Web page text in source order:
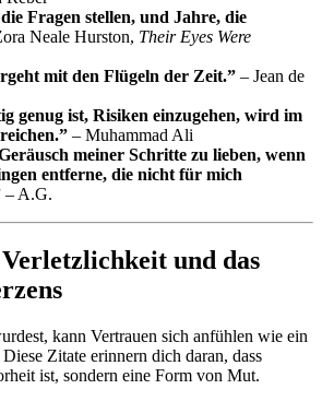
Fragen stellen, und Jahre, die
Neale Hurston, Their Eyes Were
mit den Flügeln der Zeit.” – Jean de
genug ist, Risiken einzugehen, wird im
– Muhammad Ali
meiner Schritte zu lieben, wenn
entferne, die nicht für mich
– A.G.
und das
kann Vertrauen sich anfühlen wie ein
Zitate erinnern dich daran, dass
ist, sondern eine Form von Mut.